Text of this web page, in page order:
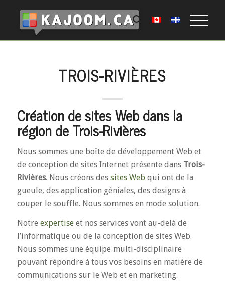
TROIS-RIVIÈRES
Création de sites Web dans la
région de Trois-Rivières
Nous sommes une boîte de développement Web et
de conception de sites Internet présente dans Trois-
Rivières. Nous créons des sites Webqui ont de la
gueule, des application géniales, des designs à
couper le souffle. Nous sommes en mode solution.
Notre expertiseet nos services vont au-delà de
l’informatique ou de la conception de sites Web.
Nous sommes une équipe multi-disciplinaire
pouvant répondre à tous vos besoins en matière de
communications sur le Web et en marketing.